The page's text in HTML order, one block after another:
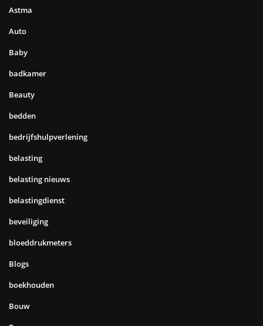
Astma
Auto
Baby
badkamer
Beauty
bedden
bedrijfshulpverlening
belasting
belasting nieuws
belastingdienst
beveiliging
bloeddrukmeters
Blogs
boekhouden
Bouw